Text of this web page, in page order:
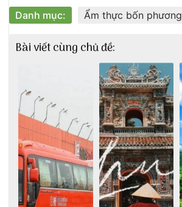
Danh mục: Ẩm thực bốn phương
Bài viết cùng chủ đề: